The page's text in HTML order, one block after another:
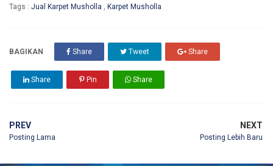
Tags : Jual Karpet Musholla , Karpet Musholla
BAGIKAN Share Tweet Share
Share Pin Share
PREV
Posting Lama
NEXT
Posting Lebih Baru